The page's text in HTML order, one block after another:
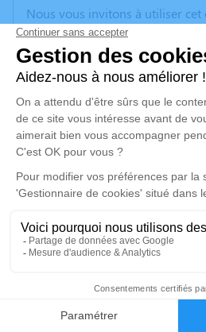
Faire-part
Nous vous invitons à utiliser cet
vos condoléances, partager des
anecdote ou exprimer vos
poèmes ou des textes. Cet
d'expression dédié à honorer
Pierre SCHIFANO.
Un service de plantation d’arbre
disponible ici
Cérémonie religieuse
Paroisse de Biver de
188, Rue des Rosiers